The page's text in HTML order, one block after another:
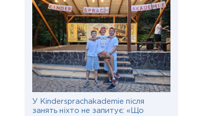
У Kindersprachakademie після
занять ніхто не запитує: «Що